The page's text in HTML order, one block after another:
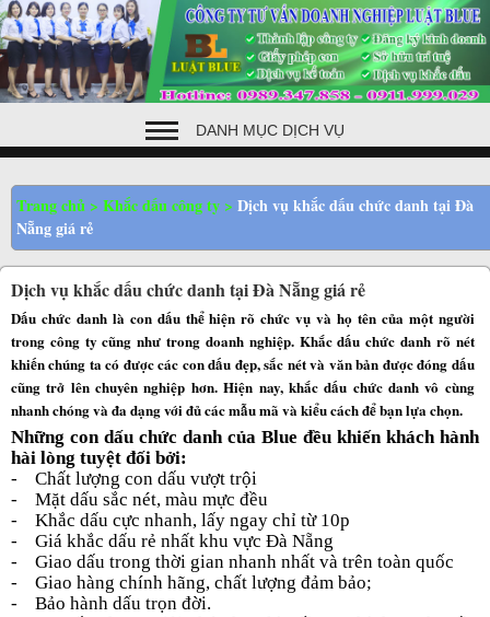
DANH MỤC DỊCH VỤ
Trang chủ > Khắc dấu công ty > Dịch vụ khắc dấu chức danh tại Đà
Nẵng giá rẻ
Dịch vụ khắc dấu chức danh tại Đà Nẵng giá rẻ
Dấu chức danh là con dấu thể hiện rõ chức vụ và họ tên của một người
trong công ty cũng như trong doanh nghiệp. Khắc dấu chức danh rõ nét
khiến chúng ta có được các con dấu đẹp, sắc nét và văn bản được đóng dấu
cũng trở lên chuyên nghiệp hơn. Hiện nay, khắc dấu chức danh vô cùng
nhanh chóng và đa dạng với đủ các mẫu mã và kiểu cách để bạn lựa chọn.
Những con dấu chức danh của Blue đều khiến khách hành
hài lòng tuyệt đối bởi:
-
Chất lượng con dấu vượt trội
-
Mặt dấu sắc nét, màu mực đều
-
Khắc dấu cực nhanh, lấy ngay chỉ từ 10p
-
Giá khắc dấu rẻ nhất khu vực Đà Nẵng
-
Giao dấu trong thời gian nhanh nhất và trên toàn quốc
-
Giao hàng chính hãng, chất lượng đảm bảo;
-
Bảo hành dấu trọn đời.